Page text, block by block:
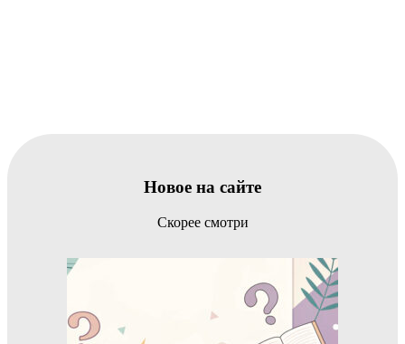
Новое на сайте
Скорее смотри